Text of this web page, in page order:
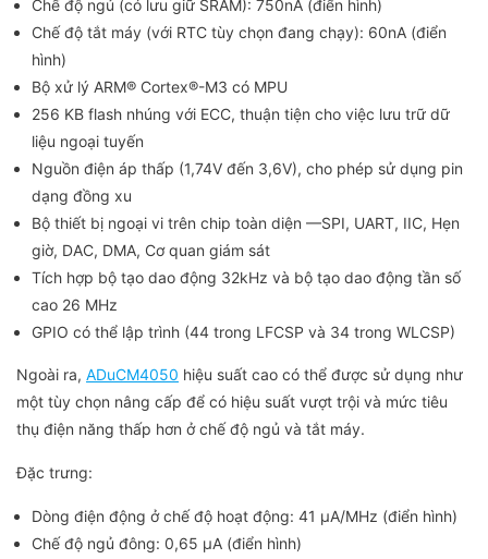
Chế độ ngủ (có lưu giữ SRAM): 750nA (điển hình)
Chế độ tắt máy (với RTC tùy chọn đang chạy): 60nA (điển
hình)
Bộ xử lý ARM® Cortex®-M3 có MPU
256 KB flash nhúng với ECC, thuận tiện cho việc lưu trữ dữ
liệu ngoại tuyến
Nguồn điện áp thấp (1,74V đến 3,6V), cho phép sử dụng pin
dạng đồng xu
Bộ thiết bị ngoại vi trên chip toàn diện —SPI, UART, IIC, Hẹn
giờ, DAC, DMA, Cơ quan giám sát
Tích hợp bộ tạo dao động 32kHz và bộ tạo dao động tần số
cao 26 MHz
GPIO có thể lập trình (44 trong LFCSP và 34 trong WLCSP)
Ngoài ra, ADuCM4050 hiệu suất cao có thể được sử dụng như
một tùy chọn nâng cấp để có hiệu suất vượt trội và mức tiêu
thụ điện năng thấp hơn ở chế độ ngủ và tắt máy.
Đặc trưng:
Dòng điện động ở chế độ hoạt động: 41 μA/MHz (điển hình)
Chế độ ngủ đông: 0,65 μA (điển hình)